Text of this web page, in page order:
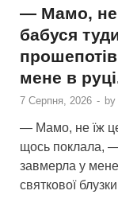
— Мамо, не
бабуся
мене в
7 Серпня, 2026 - by
— Мамо, не їж
щось поклала,
завмерла у
святкової